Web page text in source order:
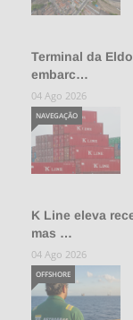
Terminal da
embarc…
04 Ago 2026
K Line eleva
mas …
NAVEGAÇÃO
04 Ago 2026
OFFSHORE